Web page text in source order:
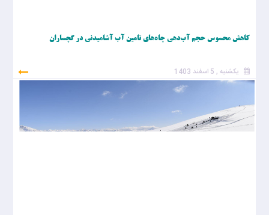
کاهش محسوس حجم آب‌دهی چاه‌های تامین آب آشامیدنی در گچساران
یکشنبه , 5 اسفند 1403